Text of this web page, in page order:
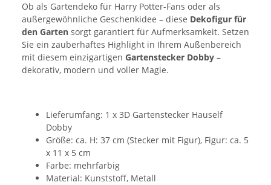
Ob als Gartendeko für Harry Potter-Fans oder als
außergewöhnliche Geschenkidee – diese Dekofigur für
den Garten sorgt garantiert für Aufmerksamkeit. Setzen
Sie ein zauberhaftes Highlight in Ihrem Außenbereich
mit diesem einzigartigen Gartenstecker Dobby –
dekorativ, modern und voller Magie.
Lieferumfang: 1 x 3D Gartenstecker Hauself
Dobby
Größe: ca. H: 37 cm (Stecker mit Figur), Figur: ca. 5
x 11 x 5 cm
Farbe: mehrfarbig
Material: Kunststoff, Metall